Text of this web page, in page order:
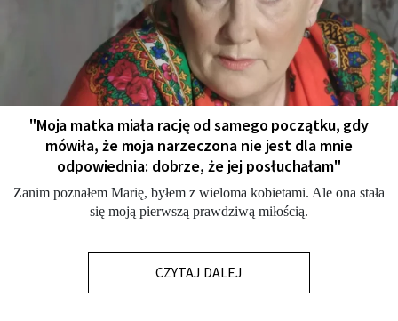
"Moja matka miała rację od samego początku, gdy
mówiła, że moja narzeczona nie jest dla mnie
odpowiednia: dobrze, że jej posłuchałam"
Zanim poznałem Marię, byłem z wieloma kobietami. Ale ona stała
się moją pierwszą prawdziwą miłością.
CZYTAJ DALEJ